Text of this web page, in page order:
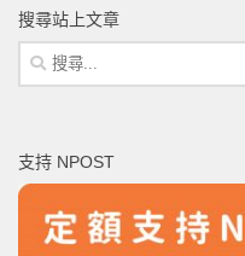
搜尋站上文章
搜
尋
字:
支持 NPOST